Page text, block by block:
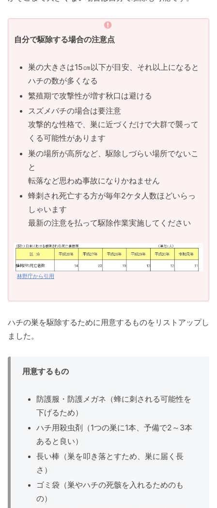
自分で駆除する場合の注意点
巣の大きさは15㎝以下が目安、それ以上になると
ハチの数が多くなる
繁殖期で攻撃性が増す秋口は避ける
スズメバチの場合は要注意
攻撃的な性格で、巣に近づくだけで大群で襲って
くる可能性があります
巣の場所が高所など、駆除しづらい場所でないこ
と
転落など思わぬ事故になりかねません
蜂刺され死亡する方が毎年2ケタ人数ほどいらっ
しゃいます
最新の注意を払って駆除作業実施してください
林野庁から引用
ハチの巣を駆除するために用意するものをリストアップし
ました。
用意するもの
防護服・防護メガネ（蜂に刺される可能性を
下げるため）
ハチ用殺虫剤（1つの巣に1本、予備で2～3本
あると良い）
長い棒（巣を叩き落とすため、巣に届く長
さ）
ゴミ袋（巣やハチの死骸を入れるためのも
の）